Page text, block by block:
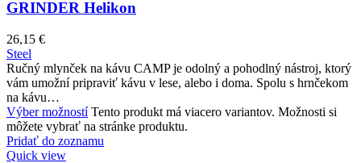
GRINDER Helikon
26,15 €
Steel
Ručný mlynček na kávu CAMP je odolný a pohodlný nástroj, ktorý
vám umožní pripraviť kávu v lese, alebo i doma. Spolu s hrnčekom
na kávu…
Výber možností Tento produkt má viacero variantov. Možnosti si
môžete vybrať na stránke produktu.
Pridať do zoznamu
Quick view